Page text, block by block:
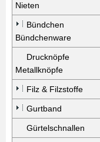
Nieten
Bündchen
Bündchenware
Drucknöpfe
Metallknöpfe
Filz & Filzstoffe
Gurtband
Gürtelschnallen